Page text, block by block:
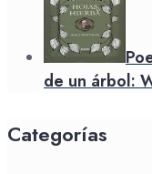
de un árbol:
Categorías